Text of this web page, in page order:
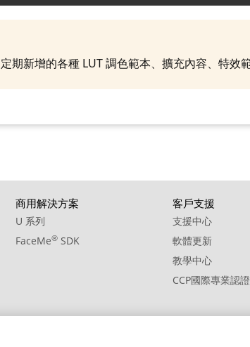
09. BGM - Make It Right
期新增的各種 LUT 調色範本、擴充內容、特效
商用解決方案
U 系列
FaceMe®SDK
客戶支援
支援中心
軟體更新
教學中心
CCP國際專業認證